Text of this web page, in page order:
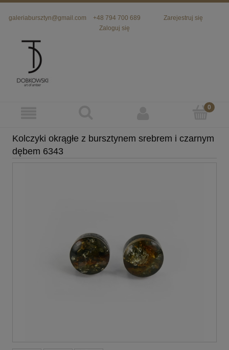
galeriabursztyn@gmail.com +48 794 700 689
Zarejestruj się
Zaloguj się
Kolczyki okrągłe z bursztynem srebrem i czarnym
dębem 6343